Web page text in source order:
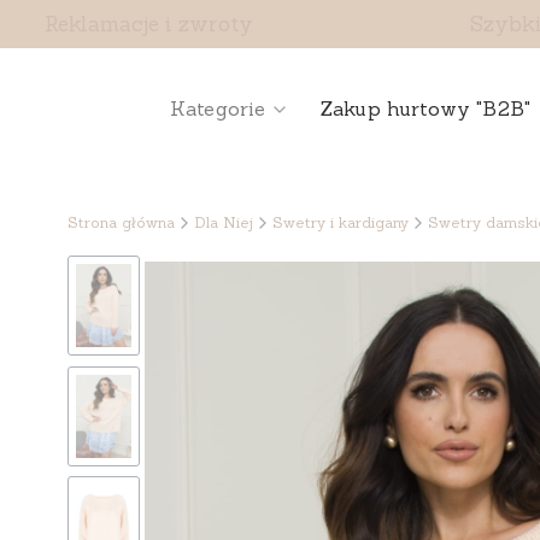
Kategorie Zakup hurtowy "B2B"
Strona główna Dla Niej Swetry i kardigany Swetry